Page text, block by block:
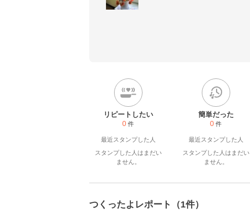
リピートしたい
0 件
最近スタンプした人
スタンプした人はまだい
ません。
簡単だった
0 件
最近スタンプした人
スタンプした人はまだい
ません。
つくったよレポート（1件）